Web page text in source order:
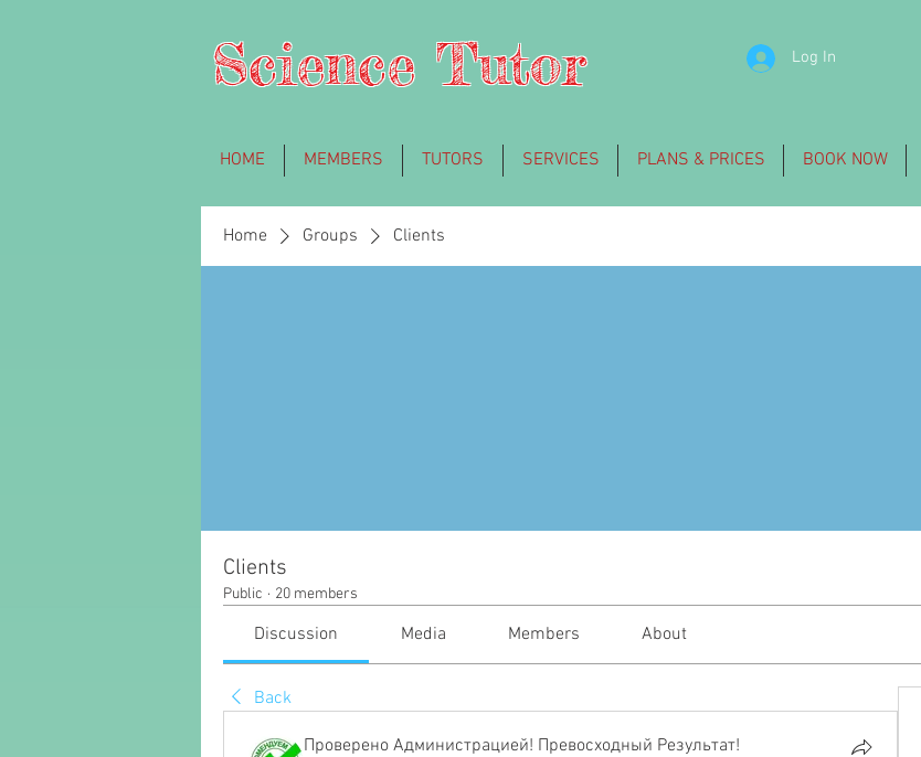
Log In
Science Tutor
HOME MEMBERS TUTORS SERVICES PLANS & PRICES BOOK NOW
Home Groups Clients
Clients
Public · 20 members
Discussion Media Members About
Back
Проверено Администрацией! Превосходный Результат!